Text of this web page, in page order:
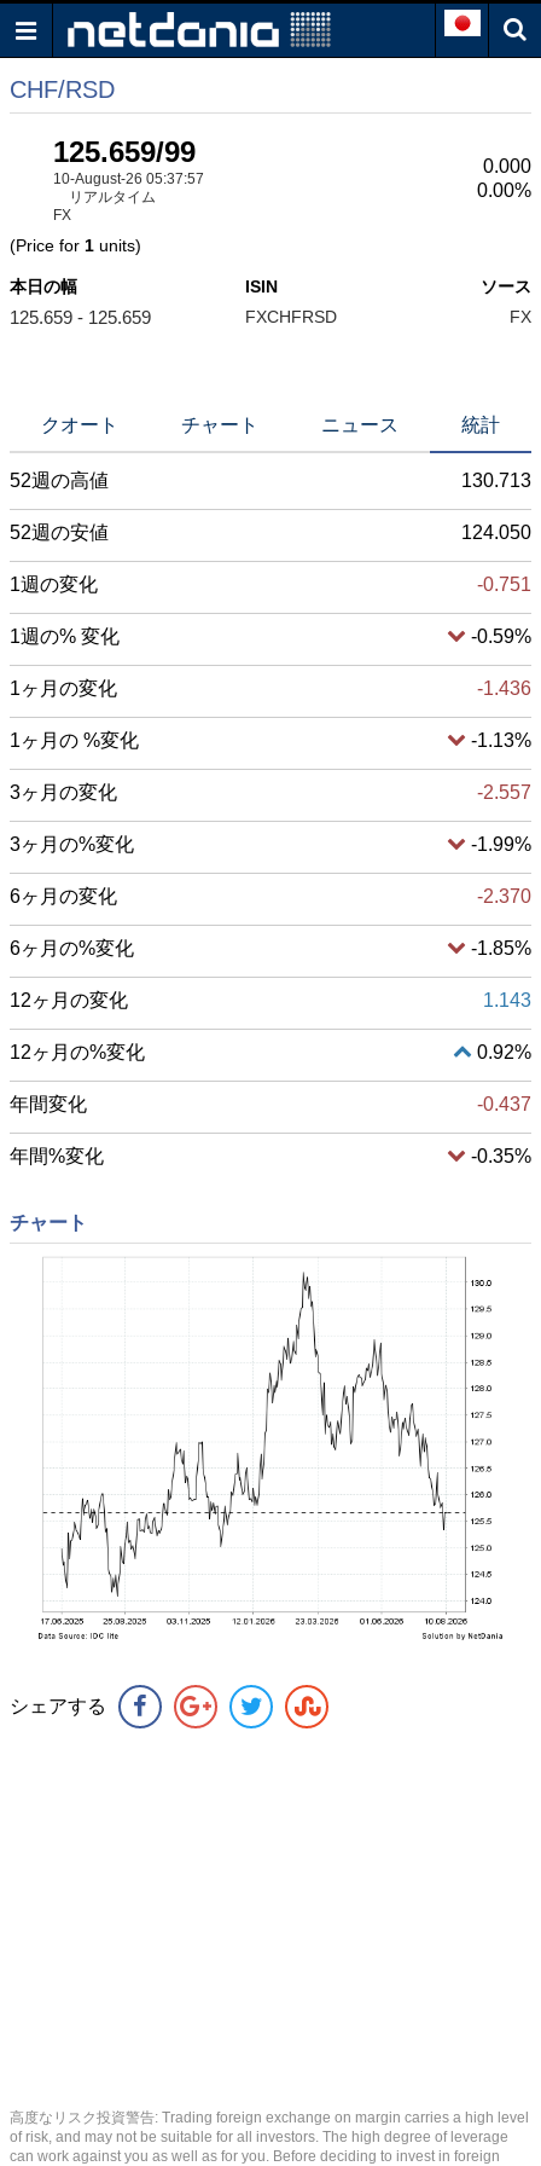
CHF/RSD
125.659/99
10-August-26 05:37:57
リアルタイム
FX
0.000
0.00%
(Price for 1 units)
本日の幅
125.659 - 125.659
ISIN
FXCHFRSD
ソース
FX
クオート チャート ニュース 統計
52週の高値 130.713
52週の安値 124.050
1週の変化 -0.751
1週の% 変化 -0.59%
1ヶ月の変化 -1.436
1ヶ月の %変化 -1.13%
3ヶ月の変化 -2.557
3ヶ月の%変化 -1.99%
6ヶ月の変化 -2.370
6ヶ月の%変化 -1.85%
12ヶ月の変化 1.143
12ヶ月の%変化 0.92%
年間変化 -0.437
年間%変化 -0.35%
チャート
シェアする
高度なリスク投資警告: Trading foreign exchange on margin carries a high level
of risk, and may not be suitable for all investors. The high degree of leverage
can work against you as well as for you. Before deciding to invest in foreign